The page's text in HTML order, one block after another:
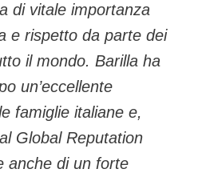
di vitale importanza
e rispetto da parte dei
il mondo. Barilla ha
un’eccellente
famiglie italiane e,
Global Reputation
anche di un forte